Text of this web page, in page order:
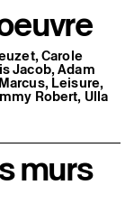
Carole
Jacob, Adam
Leisure,
Robert, Ulla
murs